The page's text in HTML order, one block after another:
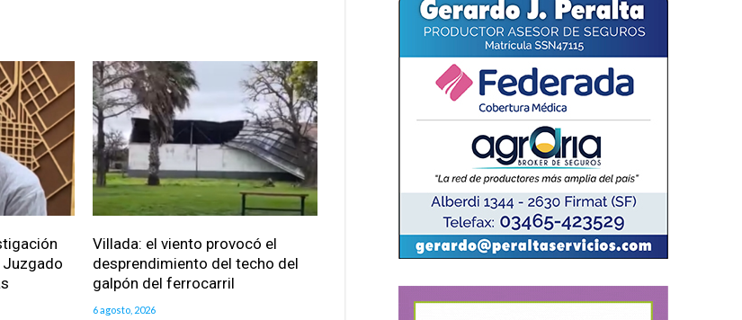
Juzgado
Villada: el viento provocó el
desprendimiento del techo del
galpón del ferrocarril
6 agosto, 2026